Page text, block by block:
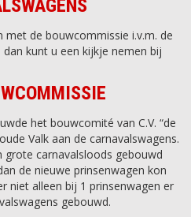
de bouwcommissie i.v.m. de
kunt u een kijkje nemen bij
het bouwcomité van C.V. “de
Valk aan de carnavalswagens.
grote carnavalsloods gebouwd
de nieuwe prinsenwagen kon
niet alleen bij 1 prinsenwagen er
gebouwd.